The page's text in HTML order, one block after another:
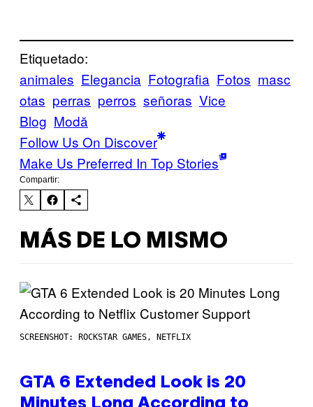
Etiquetado:
animales Elegancia Fotografia Fotos masc
otas perras perros señoras Vice
Blog Μodă
Follow Us On Discover
Make Us Preferred In Top Stories
Compartir:
MÁS DE LO MISMO
SCREENSHOT: ROCKSTAR GAMES, NETFLIX
GTA 6 Extended Look is 20